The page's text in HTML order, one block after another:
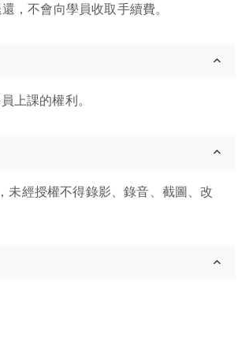
，不會向學員收取手續費。
上課的權利。
經授權不得錄影、錄音、截圖、改